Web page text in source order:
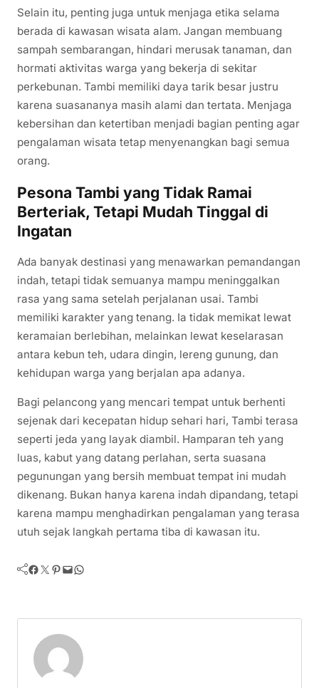
Selain itu, penting juga untuk menjaga etika selama
berada di kawasan wisata alam. Jangan membuang
sampah sembarangan, hindari merusak tanaman, dan
hormati aktivitas warga yang bekerja di sekitar
perkebunan. Tambi memiliki daya tarik besar justru
karena suasananya masih alami dan tertata. Menjaga
kebersihan dan ketertiban menjadi bagian penting agar
pengalaman wisata tetap menyenangkan bagi semua
orang.
Pesona Tambi yang Tidak Ramai
Berteriak, Tetapi Mudah Tinggal di
Ingatan
Ada banyak destinasi yang menawarkan pemandangan
indah, tetapi tidak semuanya mampu meninggalkan
rasa yang sama setelah perjalanan usai. Tambi
memiliki karakter yang tenang. Ia tidak memikat lewat
keramaian berlebihan, melainkan lewat keselarasan
antara kebun teh, udara dingin, lereng gunung, dan
kehidupan warga yang berjalan apa adanya.
Bagi pelancong yang mencari tempat untuk berhenti
sejenak dari kecepatan hidup sehari hari, Tambi terasa
seperti jeda yang layak diambil. Hamparan teh yang
luas, kabut yang datang perlahan, serta suasana
pegunungan yang bersih membuat tempat ini mudah
dikenang. Bukan hanya karena indah dipandang, tetapi
karena mampu menghadirkan pengalaman yang terasa
utuh sejak langkah pertama tiba di kawasan itu.
Facebook Twitter Pinterest Mail WhatsApp